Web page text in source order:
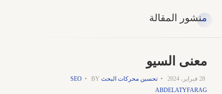
منشور المقالة
معنى السيو
28 فبراير، 2024 تحسين محركات البحث SEO BY
ABDELATYFARAG